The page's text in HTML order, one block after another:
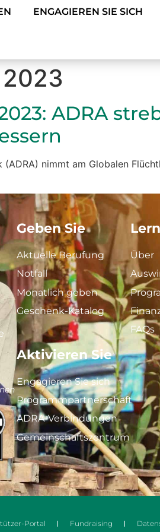
ENGAGIEREN SIE SICH
ADRA
nimmt am Globalen
Geben Sie
Aktuelle Berufung
Notfall
Monatlich geben
Geschenk-Katalog
Aktivieren Sie
Engagieren Sie sich
Programmpartnerschaft
ADRA-Verbindungen
Gemeinschaftszentrum
Über
FAQs
Portal Fundraising